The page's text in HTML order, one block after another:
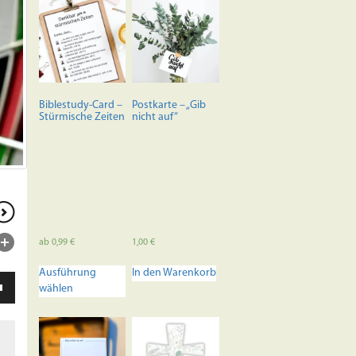
Biblestudy-Card –
Stürmische Zeiten
ab 0,99 €
Ausführung
wählen
Produkt
Varianten
Postkarte – „Gib
nicht auf“
1,00€
In den Warenkorb